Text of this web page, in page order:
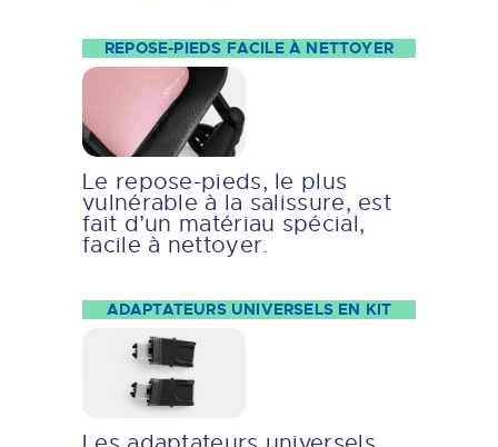
REPOSE-PIEDS FACILE À NETTOYER
Le repose-pieds, le plus
vulnérable à la salissure, est
fait d’un matériau spécial,
facile à nettoyer.
ADAPTATEURS UNIVERSELS EN KIT